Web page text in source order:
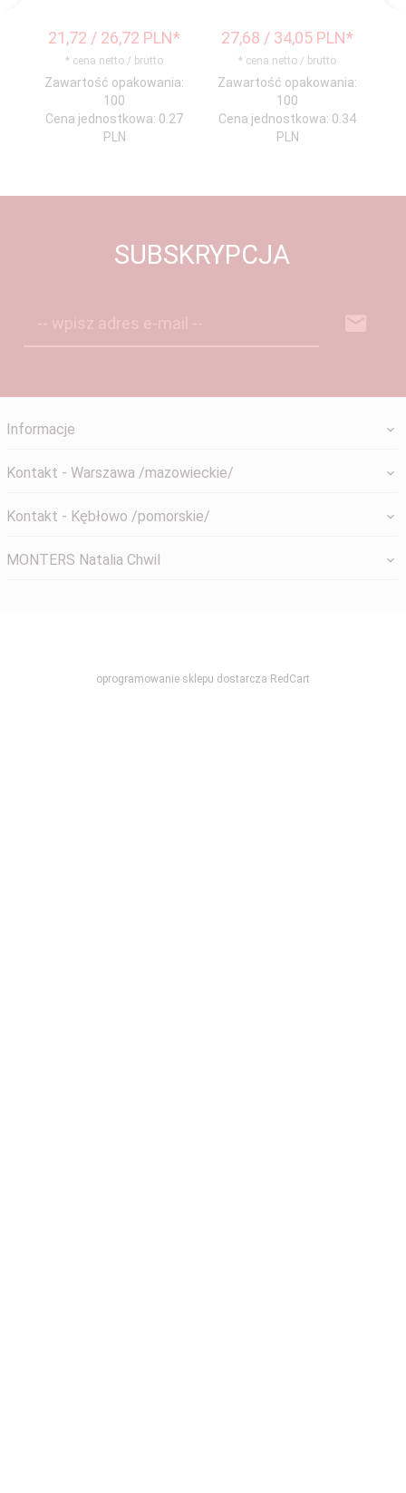
21,72 / 26,72 PLN*
* cena netto / brutto
Zawartość opakowania:
100
Cena jednostkowa: 0.27
PLN
27,68 / 34,05 PLN*
* cena netto / brutto
Zawartość opakowania:
100
Cena jednostkowa: 0.34
PLN
SUBSKRYPCJA
Informacje
Kontakt - Warszawa /mazowieckie/
Kontakt - Kębłowo /pomorskie/
MONTERS Natalia Chwil
oprogramowanie sklepu dostarcza RedCart